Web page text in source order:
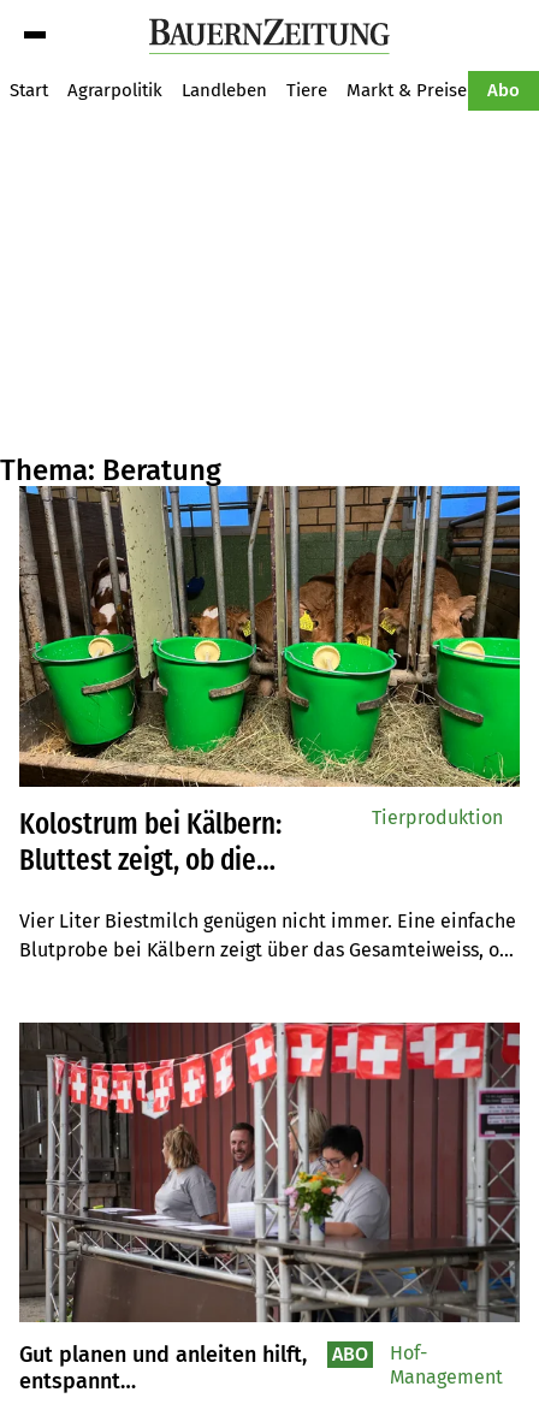
Start Agrarpolitik Landleben Tiere Markt & Preise Abo
Thema: Beratung
Kolostrum bei Kälbern:
Bluttest zeigt, ob die
reicht
Vier Liter Biestmilch genügen nicht immer. Eine einfache
Blutprobe bei Kälbern zeigt über das Gesamteiweiss, ob
Tierproduktion
Gut planen und anleiten hilft,
entspannt
ABO
Hof-
Management